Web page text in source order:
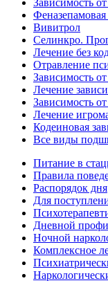
Зависимость
Феназепамовая
Вивитрол
Селинкро.
Лечение без
Отравление
Зависимость
Лечение
Зависимость
Лечение
Кодеиновая
Все виды
Питание в
Правила
Распорядок дня
Для
Дневной
Ночной
Комплексное